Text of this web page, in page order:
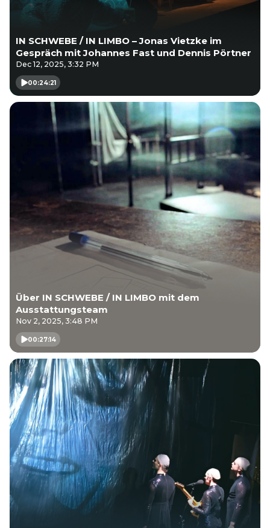
IN SCHWEBE / IN LIMBO – Jonas Vietzke im
Gespräch mit Johannes Fast und Dennis Pörtner
Dec 12, 2025, 3:32 PM
00:24:21
Über IN SCHWEBE / IN LIMBO mit dem
Ausstattungsteam
Nov 2, 2025, 3:48 PM
00:27:14